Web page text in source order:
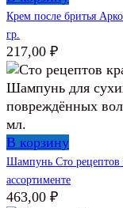
Крем после бритья
гр.
217,00 ₽
В корзину
Шампунь Сто рецептов
ассортименте
463,00 ₽